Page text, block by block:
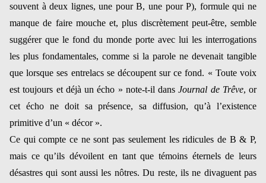
souvent à deux lignes, une pour B, une pour P), formule qui ne
manque de faire mouche et, plus discrètement peut-être, semble
suggérer que le fond du monde porte avec lui les interrogations
les plus fondamentales, comme si la parole ne devenait tangible
que lorsque ses entrelacs se découpent sur ce fond. « Toute voix
est toujours et déjà un écho » note-t-il dansJournal de Trêve, or
cet écho ne doit sa présence, sa diffusion, qu’à l’existence
primitive d’un « décor ».
Ce qui compte ce ne sont pas seulement les ridicules de B & P,
mais ce qu’ils dévoilent en tant que témoins éternels de leurs
désastres qui sont aussi les nôtres. Du reste, ils ne divaguent pas